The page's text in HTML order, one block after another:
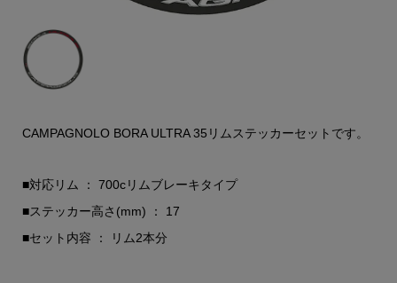
CAMPAGNOLO BORA ULTRA 35リムステッカーセットです。
■対応リム ： 700cリムブレーキタイプ
■ステッカー高さ(mm) ： 17
■セット内容 ： リム2本分